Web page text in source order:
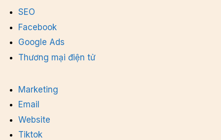
SEO
Facebook
Google Ads
Thương mại điện tử
Marketing
Email
Website
Tiktok